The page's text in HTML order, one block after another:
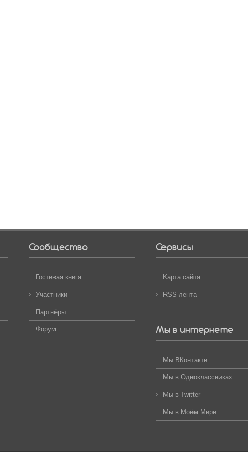
Сообщество
Гостевая книга
Участники
Партнёры
Форум
Сервисы
Карта сайта
RSS-лента
Мы в интернете
Мы ВКонтакте
Мы в Одноклассниках
Мы в Twitter
Мы в Моём Мире